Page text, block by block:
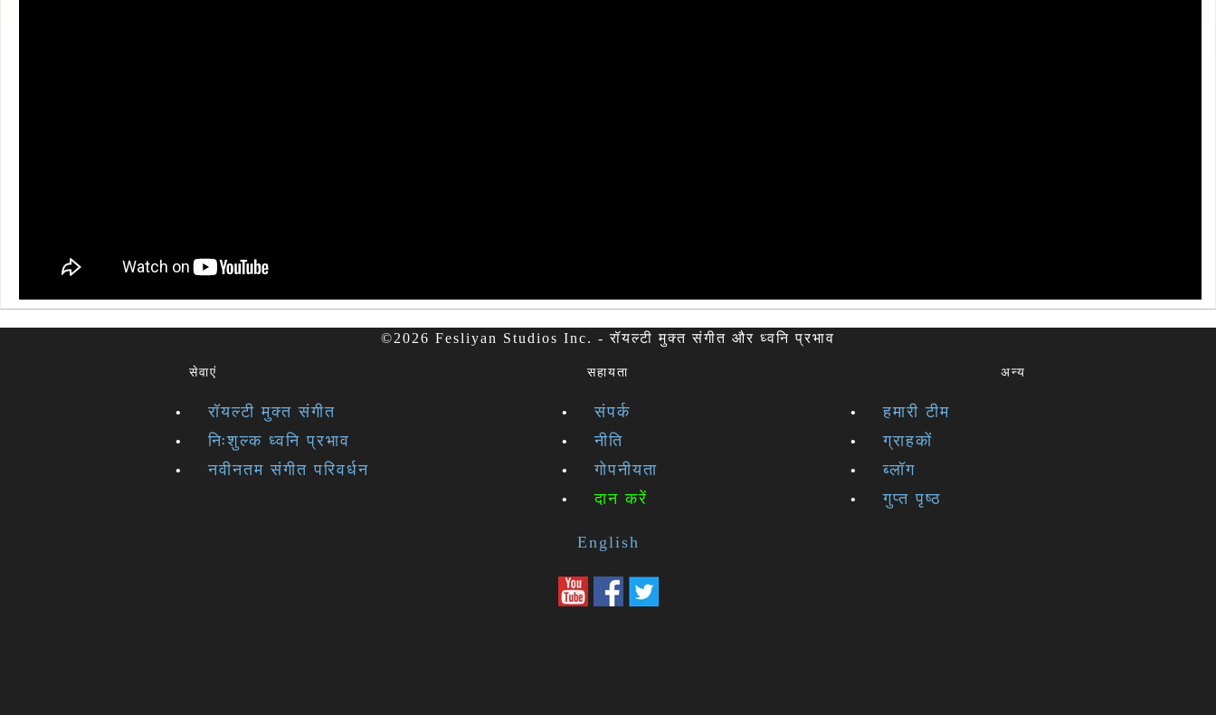
©2026 Fesliyan Studios Inc. - रॉयल्टी मुक्त संगीत और ध्वनि प्रभाव
सेवाएं
रॉयल्टी मुक्त संगीत
निःशुल्क ध्वनि प्रभाव
नवीनतम संगीत परिवर्धन
सहायता
संपर्क
नीति
गोपनीयता
दान करें
अन्य
हमारी टीम
ग्राहकों
ब्लॉग
गुप्त पृष्ठ
English